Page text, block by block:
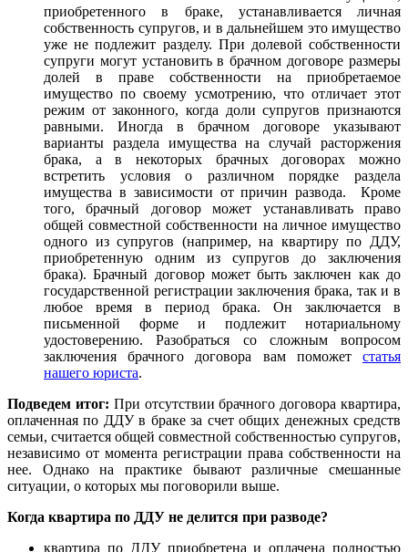
приобретенного в браке, устанавливается личная
собственность супругов, и в дальнейшем это имущество
уже не подлежит разделу. При долевой собственности
супруги могут установить в брачном договоре размеры
долей в праве собственности на приобретаемое
имущество по своему усмотрению, что отличает этот
режим от законного, когда доли супругов признаются
равными. Иногда в брачном договоре указывают
варианты раздела имущества на случай расторжения
брака, а в некоторых брачных договорах можно
встретить условия о различном порядке раздела
имущества в зависимости от причин развода. Кроме
того, брачный договор может устанавливать право
общей совместной собственности на личное имущество
одного из супругов (например, на квартиру по ДДУ,
приобретенную одним из супругов до заключения
брака). Брачный договор может быть заключен как до
государственной регистрации заключения брака, так и в
любое время в период брака. Он заключается в
письменной форме и подлежит нотариальному
удостоверению. Разобраться со сложным вопросом
заключения брачного договора вам поможет статья
нашего юриста.
Подведем итог: При отсутствии брачного договора квартира,
оплаченная по ДДУ в браке за счет общих денежных средств
семьи, считается общей совместной собственностью супругов,
независимо от момента регистрации права собственности на
нее. Однако на практике бывают различные смешанные
ситуации, о которых мы поговорили выше.
Когда квартира по ДДУ не делится при разводе?
квартира по ДДУ приобретена и оплачена полностью